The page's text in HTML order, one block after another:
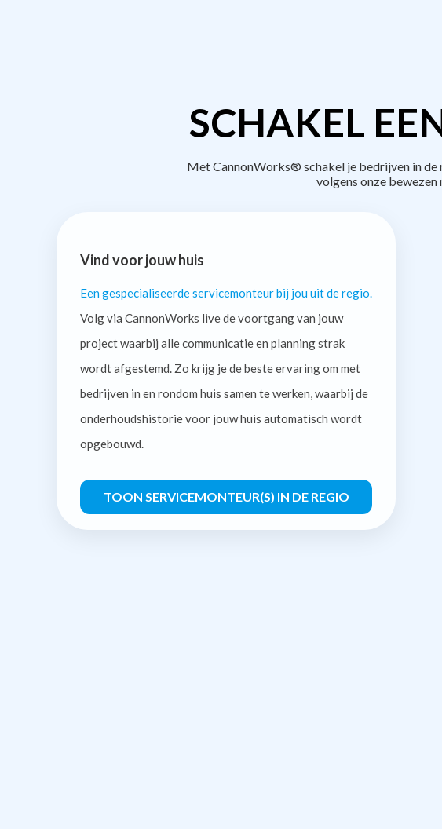
SCHAKEL
Met CannonWorks® schakel je bedrijven in
volgens onze
Vind voor jouw huis
Een gespecialiseerde servicemonteur bij jou uit de regio.
Volg via CannonWorks live de voortgang van jouw
project waarbij alle communicatie en planning strak
wordt afgestemd. Zo krijg je de beste ervaring om met
bedrijven in en rondom huis samen te werken, waarbij de
onderhoudshistorie voor jouw huis automatisch wordt
opgebouwd.
TOON SERVICEMONTEUR(S) IN DE REGIO